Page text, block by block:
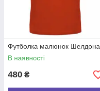
Футболка малюнок Шелдона
В наявності
480 ₴